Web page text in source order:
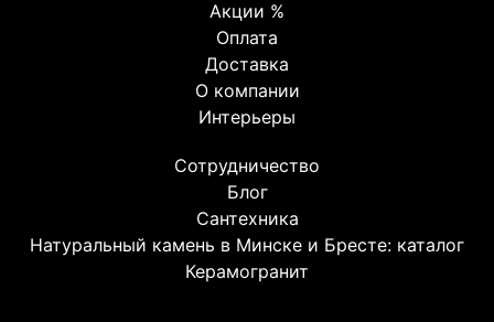
Акции %
Оплата
Доставка
О компании
Интерьеры
Сотрудничество
Блог
Сантехника
Натуральный камень в Минске и Бресте: каталог
Керамогранит